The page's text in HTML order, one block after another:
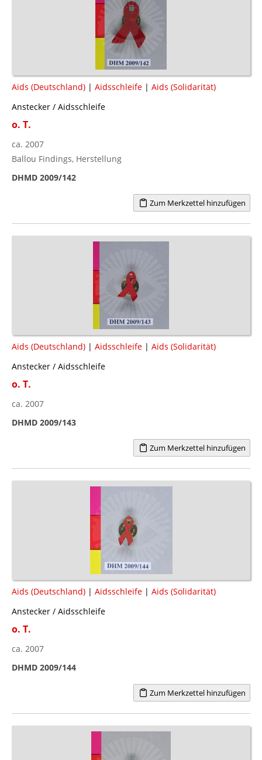
Aids (Deutschland) | Aidsschleife | Aids (Solidarität)
Anstecker / Aidsschleife
o. T.
ca. 2007
Ballou Findings, Herstellung
DHMD 2009/142
Zum Merkzettel hinzufügen
Aids (Deutschland) | Aidsschleife | Aids (Solidarität)
Anstecker / Aidsschleife
o. T.
ca. 2007
DHMD 2009/143
Zum Merkzettel hinzufügen
Aids (Deutschland) | Aidsschleife | Aids (Solidarität)
Anstecker / Aidsschleife
o. T.
ca. 2007
DHMD 2009/144
Zum Merkzettel hinzufügen